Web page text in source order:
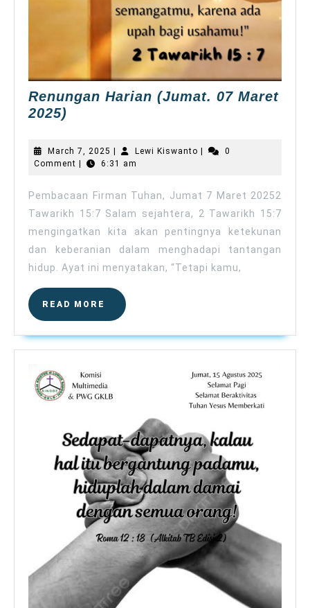
Renungan Harian (Jumat. 07 Maret
2025)
(Jumat.
07
2025)
March 7, 2025 March
7,
| Lewi Kiswanto Lewi
|
0
Comment | 6:31 am
Pembacaan Firman Tuhan, Jumat 7 Maret 20252
Tawarikh 15:7 Salam sejahtera, 2 Tawarikh 15:7
mengingatkan kita akan pentingnya ketekunan
dan keberanian dalam menghadapi tantangan
hidup. Ayat ini menyatakan, “Tetapi kamu,
READ MORE
READ
MORE